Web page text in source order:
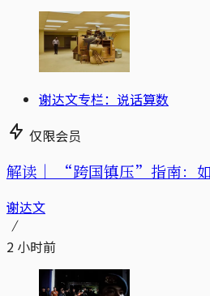
谢达文专栏：说话算数
仅限会员
解读｜ “跨国镇压”指南：
谢达文
2 小时前